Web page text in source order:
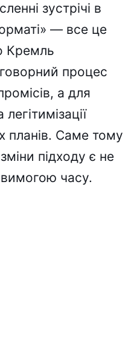
зустрічі в
— все це
Кремль
процес
а для
планів. Саме тому
підходу є не
часу.